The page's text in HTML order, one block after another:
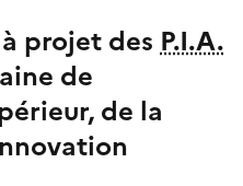
projet desP.I.A.
de
de la